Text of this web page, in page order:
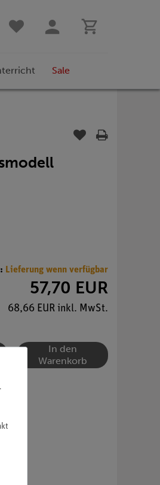
Sale
Lieferung wenn verfügbar
57,70 EUR
68,66 EUR inkl. MwSt.
In den
Warenkorb